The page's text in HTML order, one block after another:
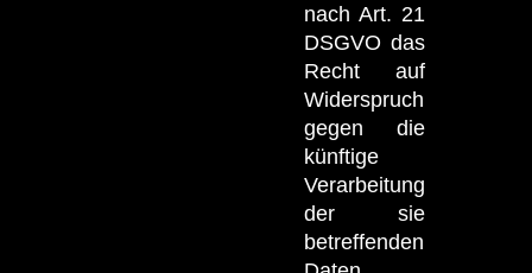
nach Art. 21
DSGVO das
Recht auf
Widerspruch
gegen die
künftige
Verarbeitung
der sie
betreffenden